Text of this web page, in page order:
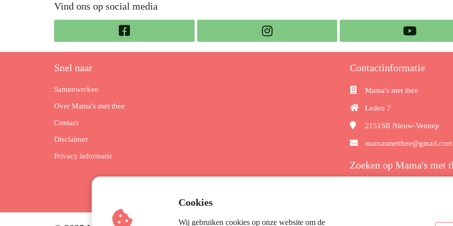
Vind ons op social media
Snel naar
Samenwerken
Over Mama's met thee
Contact
Disclaimer
Privacy informatie
Contactinformatie
Mama's met thee
Leden 7
2151SB Nieuw-Vennep
mamasmetthee@gmail.com
Zoeken op Mama's met
Cookies
Wij gebruiken cookies op onze website om de